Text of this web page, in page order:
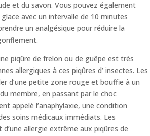
et du savon. Vous pouvez également
avec un intervalle de 10 minutes
un analgésique pour réduire la
piqûre de frelon ou de guêpe est très
allergiques à ces piqûres d’ insectes. Les
d’une petite zone rouge et bouffie à un
membre, en passant par le choc
appelé l’anaphylaxie, une condition
soins médicaux immédiats. Les
allergie extrême aux piqûres de